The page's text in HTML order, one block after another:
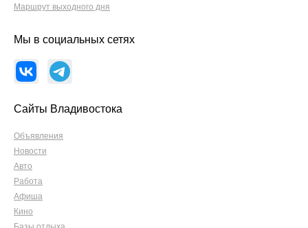
Маршрут выходного дня
Мы в социальных сетях
Сайты Владивостока
Объявления
Новости
Авто
Работа
Афиша
Кино